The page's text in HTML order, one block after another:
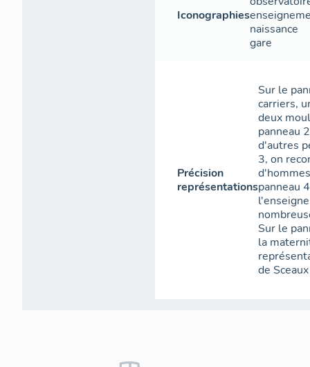
Iconographies
naissance
gare
Précision
représentations
Sur le
carriers,
deux
panneau
d'autres
3, on
panneau
Sur le
la
de